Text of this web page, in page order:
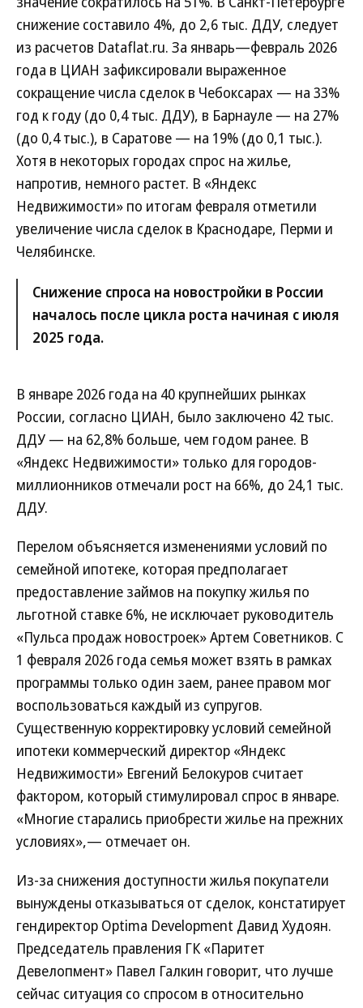
снижение составило 4%, до 2,6 тыс. ДДУ, следует
из расчетов Dataflat.ru. За январь—февраль 2026
года в ЦИАН зафиксировали выраженное
сокращение числа сделок в Чебоксарах — на 33%
год к году (до 0,4 тыс. ДДУ), в Барнауле — на 27%
(до 0,4 тыс.), в Саратове — на 19% (до 0,1 тыс.).
Хотя в некоторых городах спрос на жилье,
напротив, немного растет. В «Яндекс
Недвижимости» по итогам февраля отметили
увеличение числа сделок в Краснодаре, Перми и
Челябинске.
Снижение спроса на новостройки в России
началось после цикла роста начиная с июля
2025 года.
В январе 2026 года на 40 крупнейших рынках
России, согласно ЦИАН, было заключено 42 тыс.
ДДУ — на 62,8% больше, чем годом ранее. В
«Яндекс Недвижимости» только для городов-
миллионников отмечали рост на 66%, до 24,1 тыс.
ДДУ.
Перелом объясняется изменениями условий по
семейной ипотеке, которая предполагает
предоставление займов на покупку жилья по
льготной ставке 6%, не исключает руководитель
«Пульса продаж новостроек» Артем Советников. С
1 февраля 2026 года семья может взять в рамках
программы только один заем, ранее правом мог
воспользоваться каждый из супругов.
Существенную корректировку условий семейной
ипотеки коммерческий директор «Яндекс
Недвижимости» Евгений Белокуров считает
фактором, который стимулировал спрос в январе.
«Многие старались приобрести жилье на прежних
условиях»,— отмечает он.
Из-за снижения доступности жилья покупатели
вынуждены отказываться от сделок, констатирует
гендиректор Optima Development Давид Худоян.
Председатель правления ГК «Паритет
Девелопмент» Павел Галкин говорит, что лучше
сейчас ситуация со спросом в относительно